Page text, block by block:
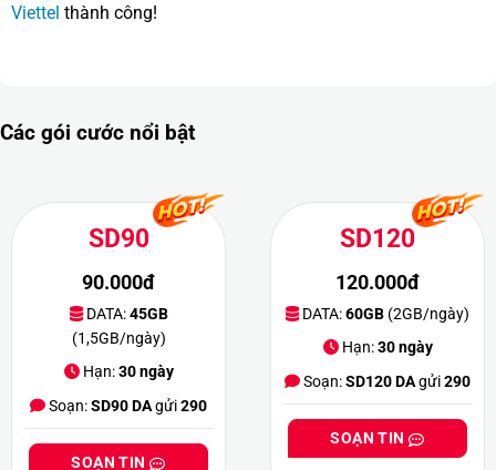
Viettel thành công!
Các gói cước nổi bật
SD90
90.000đ
DATA:45GB
(1,5GB/ngày)
Hạn:30 ngày
Soạn:SD90 DAgửi290
SOẠN TIN
SD120
120.000đ
DATA:60GB (2GB/ngày)
Hạn:30 ngày
Soạn:SD120 DAgửi290
SOẠN TIN